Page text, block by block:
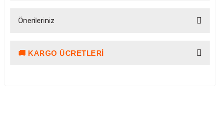
Önerileriniz
Bu ürünün fiyat bilgisi, resim, ürün açıklamalarında ve diğer
🚚 KARGO ÜCRETLERI